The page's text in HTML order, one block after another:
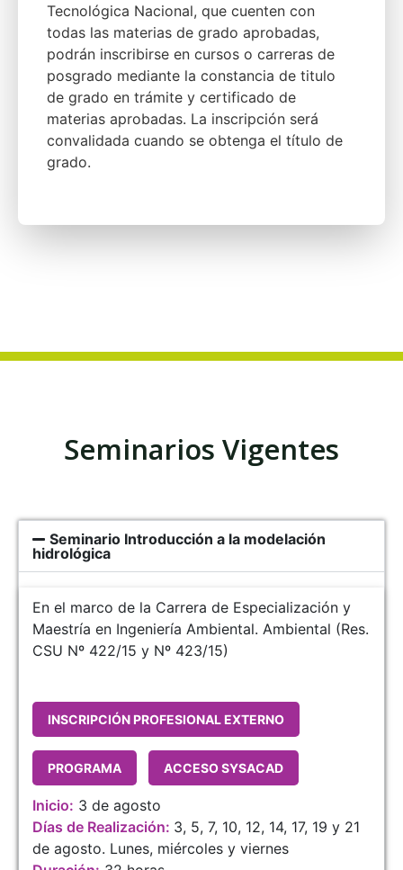
Tecnológica Nacional, que cuenten con
todas las materias de grado aprobadas,
podrán inscribirse en cursos o carreras de
posgrado mediante la constancia de titulo
de grado en trámite y certificado de
materias aprobadas. La inscripción será
convalidada cuando se obtenga el título de
grado.
Seminarios Vigentes
Seminario Introducción a la modelación
hidrológica
En el marco de la Carrera de Especialización y
Maestría en Ingeniería Ambiental. Ambiental (Res.
CSU Nº 422/15 y Nº 423/15)
INSCRIPCIÓN PROFESIONAL EXTERNO
PROGRAMA ACCESO SYSACAD
Inicio: 3 de agosto
Días de Realización: 3, 5, 7, 10, 12, 14, 17, 19 y 21
de agosto. Lunes, miércoles y viernes